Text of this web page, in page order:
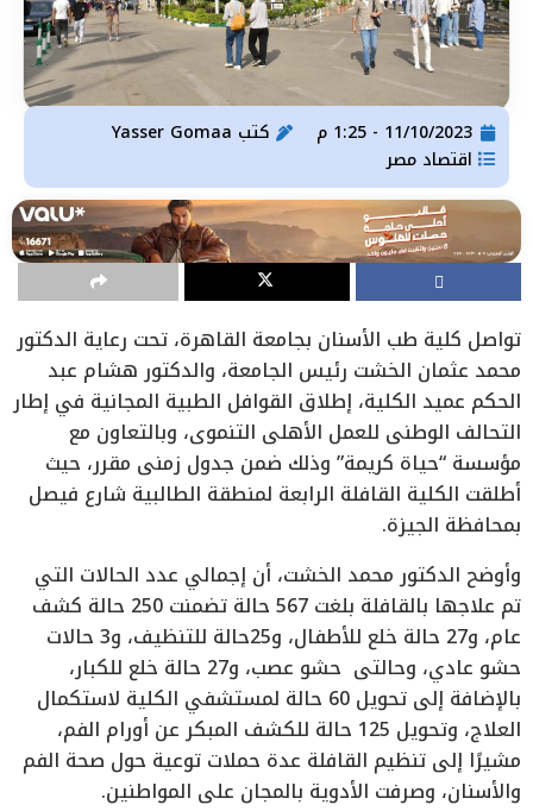
11/10/2023 - 1:25 م كتب
اقتصاد مصر
تواصل كلية طب الأسنان بجامعة القاهرة، تحت رعاية الدكتور
محمد عثمان الخشت رئيس الجامعة، والدكتور هشام عبد
الحكم عميد الكلية، إطلاق القوافل الطبية المجانية في إطار
التحالف الوطني للعمل الأهلي التنموي، وبالتعاون مع
مؤسسة “حياة كريمة” وذلك ضمن جدول زمني مقرر، حيث
أطلقت الكلية القافلة الرابعة لمنطقة الطالبية شارع فيصل
بمحافظة الجيزة.
وأوضح الدكتور محمد الخشت، أن إجمالي عدد الحالات التي
تم علاجها بالقافلة بلغت 567 حالة تضمنت 250 حالة كشف
عام، و27 حالة خلع للأطفال، و25حالة للتنظيف، و3 حالات
حشو عادي، وحالتى حشو عصب، و27 حالة خلع للكبار،
بالإضافة إلى تحويل 60 حالة لمستشفي الكلية لاستكمال
العلاج، وتحويل 125 حالة للكشف المبكر عن أورام الفم،
مشيرًا إلى تنظيم القافلة عدة حملات توعية حول صحة الفم
والأسنان، وصرفت الأدوية بالمجان على المواطنين.